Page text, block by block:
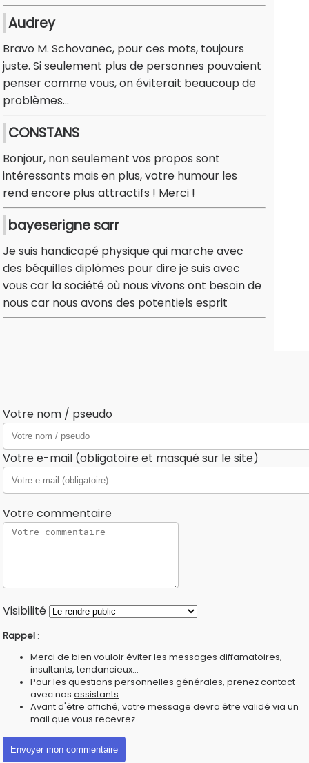
Audrey
Bravo M. Schovanec, pour ces mots, toujours
juste. Si seulement plus de personnes pouvaient
penser comme vous, on éviterait beaucoup de
problèmes...
CONSTANS
Bonjour, non seulement vos propos sont
intéressants mais en plus, votre humour les
rend encore plus attractifs ! Merci !
bayeserigne sarr
Je suis handicapé physique qui marche avec
des béquilles diplômes pour dire je suis avec
vous car la société où nous vivons ont besoin de
nous car nous avons des potentiels esprit
Votre nom / pseudo
Votre e-mail (obligatoire et masqué sur le site)
Votre commentaire
Visibilité
Rappel :
Merci de bien vouloir éviter les messages diffamatoires,
insultants, tendancieux...
Pour les questions personnelles générales, prenez contact
avec nos assistants
Avant d'être affiché, votre message devra être validé via un
mail que vous recevrez.